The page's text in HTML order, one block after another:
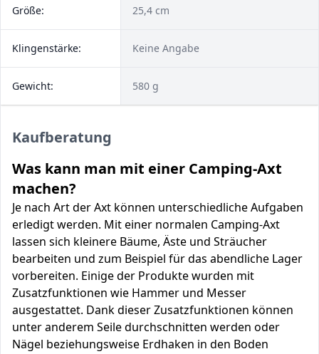
Größe: 25,4 cm
Klingenstärke: Keine Angabe
Gewicht: 580 g
Kaufberatung
Was kann man mit einer Camping-Axt
machen?
Je nach Art der Axt können unterschiedliche Aufgaben
erledigt werden. Mit einer normalen Camping-Axt
lassen sich kleinere Bäume, Äste und Sträucher
bearbeiten und zum Beispiel für das abendliche Lager
vorbereiten. Einige der Produkte wurden mit
Zusatzfunktionen wie Hammer und Messer
ausgestattet. Dank dieser Zusatzfunktionen können
unter anderem Seile durchschnitten werden oder
Nägel beziehungsweise Erdhaken in den Boden